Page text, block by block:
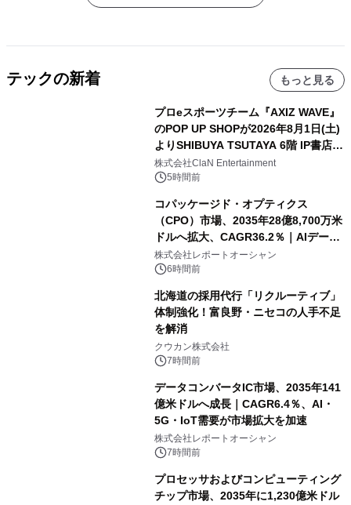
テックの新着 もっと見る
プロeスポーツチーム『AXIZ WAVE』
のPOP UP SHOPが2026年8月1日(土)
よりSHIBUYA TSUTAYA 6階 IP書店で
開催決定！！
株式会社ClaN Entertainment
5時間前
コパッケージド・オプティクス
（CPO）市場、2035年28億8,700万米
ドルへ拡大、CAGR36.2％｜AIデータ
センター・高速光通信需要が成長を加
速
株式会社レポートオーシャン
6時間前
北海道の採用代行「リクルーティブ」
体制強化！富良野・ニセコの人手不足
を解消
クウカン株式会社
7時間前
データコンバータIC市場、2035年141
億米ドルへ成長｜CAGR6.4％、AI・
5G・IoT需要が市場拡大を加速
株式会社レポートオーシャン
7時間前
プロセッサおよびコンピューティング
チップ市場、2035年に1,230億米ドル